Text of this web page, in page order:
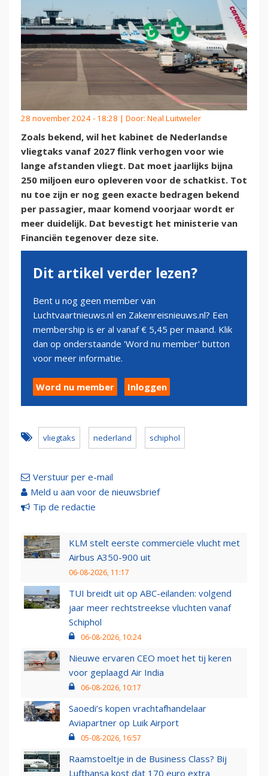
28 november 2024 - 18:28 | Door: Neal Luitwieler
Zoals bekend, wil het kabinet de Nederlandse
vliegtaks vanaf 2027 flink verhogen voor wie
lange afstanden vliegt. Dat moet jaarlijks bijna
250 miljoen euro opleveren voor de schatkist. Tot
nu toe zijn er nog geen exacte bedragen bekend
per passagier, maar komend voorjaar wordt er
meer duidelijk. Dat bevestigt het ministerie van
Financiën tegenover deze site.
Dit artikel verder lezen?
Bent u nog geen member van
Luchtvaartnieuws.nl en Zakenreisnieuws.nl? Een
membership is er al vanaf € 5,45 per maand. Klik
dan op onderstaande 'Word nu member' button
voor meer informatie.
Word nu member Inloggen
vliegtaks nederland schiphol
Verstuur per e-mail
Meld u aan voor de nieuwsbrief
Tip de redactie
KLM stelt eerste commerciële vlucht met
Airbus A350-900 uit
06-08-2026, 11:17
TUI breidt uit op ABC-eilanden: volgend
jaar meer rechtstreekse vluchten vanaf
Schiphol
06-08-2026, 10:24
Nieuwe ervaren CEO moet het tij keren
voor geplaagd Air India
06-08-2026, 10:17
Saoedi’s kopen vrachtafhandelaar
Aviapartner op Luik Airport
05-08-2026, 16:57
Raamstoeltje in de Business Class? Bij
Lufthansa kost dat 170 euro extra